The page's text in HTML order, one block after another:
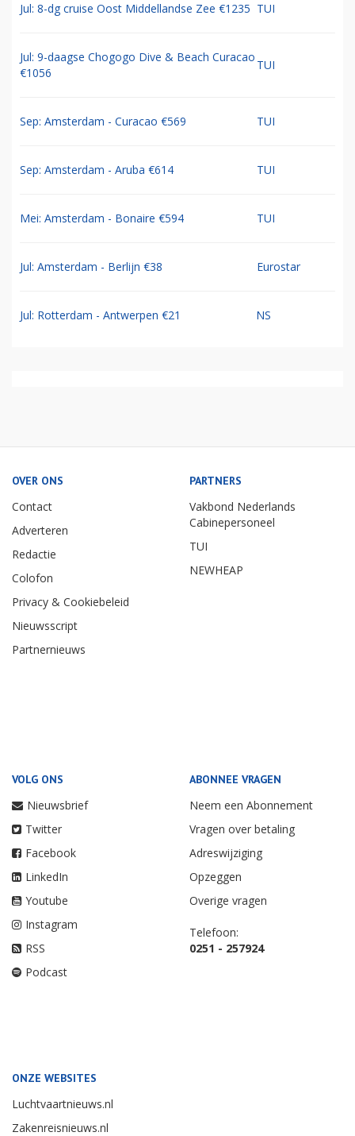
Jul: 8-dg cruise Oost Middellandse Zee €1235 TUI
Jul: 9-daagse Chogogo Dive & Beach Curacao
€1056
TUI
Sep: Amsterdam - Curacao €569 TUI
Sep: Amsterdam - Aruba €614 TUI
Mei: Amsterdam - Bonaire €594 TUI
Jul: Amsterdam - Berlijn €38 Eurostar
Jul: Rotterdam - Antwerpen €21 NS
OVER ONS
Contact
Adverteren
Redactie
Colofon
Privacy & Cookiebeleid
Nieuwsscript
Partnernieuws
PARTNERS
Vakbond Nederlands
Cabinepersoneel
TUI
NEWHEAP
VOLG ONS
Nieuwsbrief
Twitter
Facebook
LinkedIn
Youtube
Instagram
RSS
Podcast
ABONNEE VRAGEN
Neem een Abonnement
Vragen over betaling
Adreswijziging
Opzeggen
Overige vragen
Telefoon:
0251 - 257924
ONZE WEBSITES
Luchtvaartnieuws.nl
Zakenreisnieuws.nl